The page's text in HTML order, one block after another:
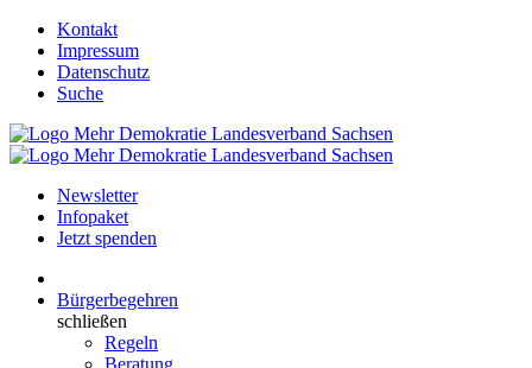
Kontakt
Impressum
Datenschutz
Suche
Newsletter
Infopaket
Jetzt spenden
Bürgerbegehren
schließen
Regeln
Beratung